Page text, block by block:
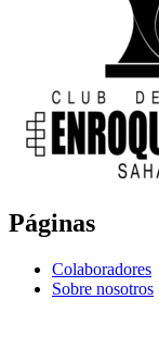
Páginas
Colaboradores
Sobre nosotros